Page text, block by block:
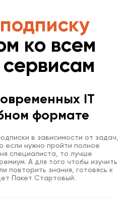
ко всем
IT
формате
в зависимости от задач,
если нужно пройти полное
специалиста, то лучше
А для того чтобы изучить
повторить знания, готовясь к
Пакет Стартовый.